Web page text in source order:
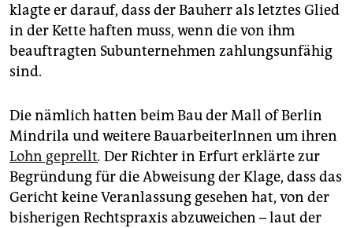
epaper login
klagte er darauf, dass der Bauherr als letztes Glied
in der Kette haften muss, wenn die von ihm
beauftragten Subunternehmen zahlungsunfähig
sind.
Die nämlich hatten beim Bau der Mall of Berlin
Mindrila und weitere BauarbeiterInnen um ihren
Lohn geprellt. Der Richter in Erfurt erklärte zur
Begründung für die Abweisung der Klage, dass das
Gericht keine Veranlassung gesehen hat, von der
bisherigen Rechtspraxis abzuweichen – laut der